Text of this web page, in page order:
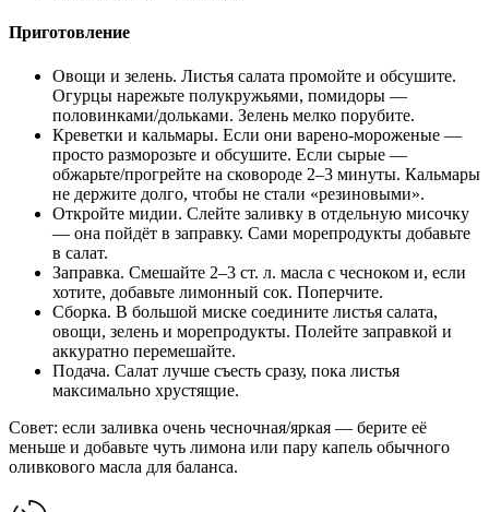
Приготовление
Овощи и зелень. Листья салата промойте и обсушите.
Огурцы нарежьте полукружьями, помидоры —
половинками/дольками. Зелень мелко порубите.
Креветки и кальмары. Если они варено-мороженые —
просто разморозьте и обсушите. Если сырые —
обжарьте/прогрейте на сковороде 2–3 минуты. Кальмары
не держите долго, чтобы не стали «резиновыми».
Откройте мидии. Слейте заливку в отдельную мисочку
— она пойдёт в заправку. Сами морепродукты добавьте
в салат.
Заправка. Смешайте 2–3 ст. л. масла с чесноком и, если
хотите, добавьте лимонный сок. Поперчите.
Сборка. В большой миске соедините листья салата,
овощи, зелень и морепродукты. Полейте заправкой и
аккуратно перемешайте.
Подача. Салат лучше съесть сразу, пока листья
максимально хрустящие.
Совет: если заливка очень чесночная/яркая — берите её
меньше и добавьте чуть лимона или пару капель обычного
оливкового масла для баланса.